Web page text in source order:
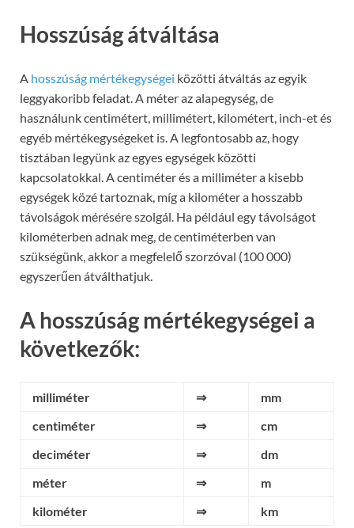
Hosszúság átváltása
A hosszúság mértékegységei közötti átváltás az egyik
leggyakoribb feladat. A méter az alapegység, de
használunk centimétert, millimétert, kilométert, inch-et és
egyéb mértékegységeket is. A legfontosabb az, hogy
tisztában legyünk az egyes egységek közötti
kapcsolatokkal. A centiméter és a milliméter a kisebb
egységek közé tartoznak, míg a kilométer a hosszabb
távolságok mérésére szolgál. Ha például egy távolságot
kilométerben adnak meg, de centiméterben van
szükségünk, akkor a megfelelő szorzóval (100 000)
egyszerűen átválthatjuk.
A hosszúság mértékegységei a
következők:
milliméter ⇒
mm
centiméter
⇒
cm
deciméter
⇒
dm
méter
⇒
m
kilométer
⇒ km